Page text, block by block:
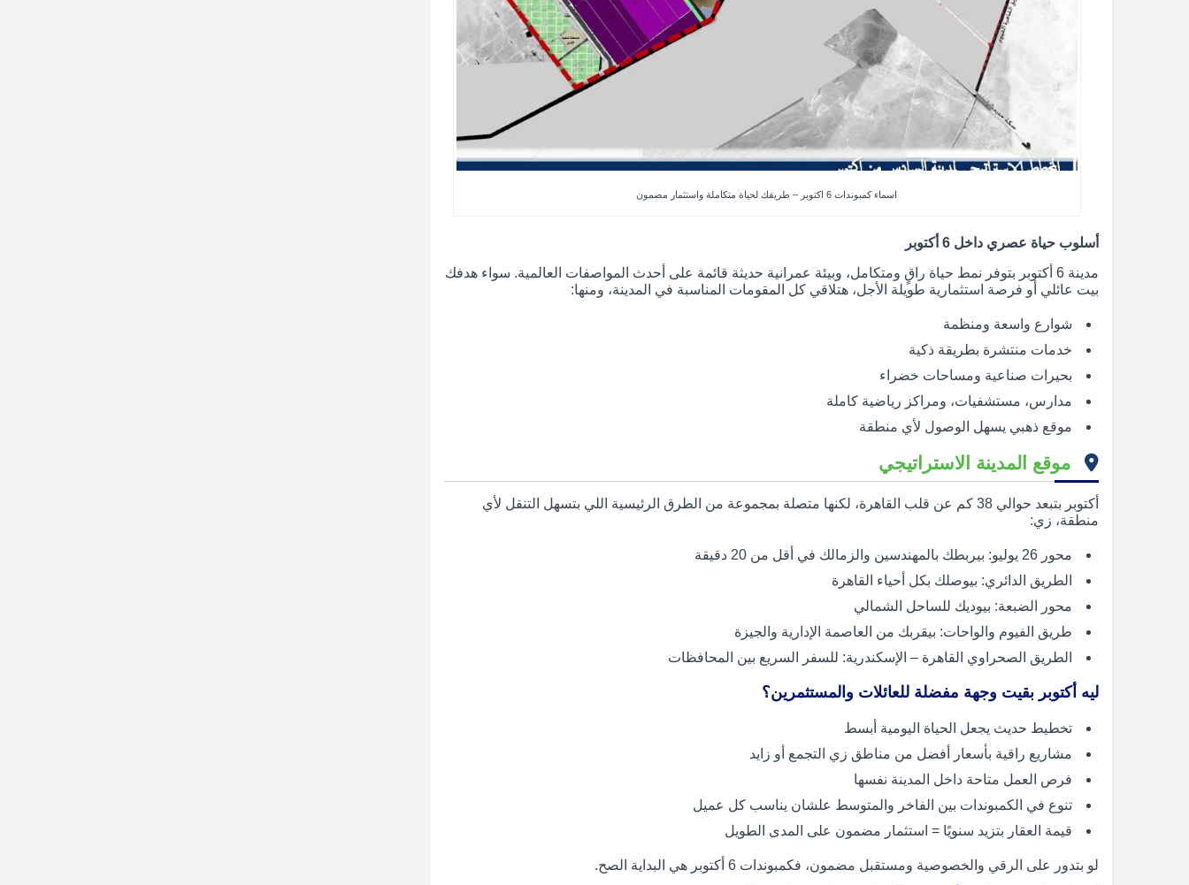
اسماء كمبوندات 6 اكتوبر – طريقك لحياة متكاملة واستثمار مضمون
أسلوب حياة عصري داخل 6 أكتوبر
مدينة 6 أكتوبر بتوفر نمط حياة راقٍ ومتكامل، وبيئة عمرانية حديثة قائمة على أحدث المواصفات العالمية. سواء هدفك
بيت عائلي أو فرصة استثمارية طويلة الأجل، هتلاقي كل المقومات المناسبة في المدينة، ومنها:
شوارع واسعة ومنظمة
خدمات منتشرة بطريقة ذكية
بحيرات صناعية ومساحات خضراء
مدارس، مستشفيات، ومراكز رياضية كاملة
موقع ذهبي يسهل الوصول لأي منطقة
موقع المدينة الاستراتيجي
أكتوبر بتبعد حوالي 38 كم عن قلب القاهرة، لكنها متصلة بمجموعة من الطرق الرئيسية اللي بتسهل التنقل لأي
منطقة، زي:
محور 26 يوليو: بيربطك بالمهندسين والزمالك في أقل من 20 دقيقة
الطريق الدائري: بيوصلك بكل أحياء القاهرة
محور الضبعة: بيوديك للساحل الشمالي
طريق الفيوم والواحات: بيقربك من العاصمة الإدارية والجيزة
الطريق الصحراوي القاهرة – الإسكندرية: للسفر السريع بين المحافظات
ليه أكتوبر بقيت وجهة مفضلة للعائلات والمستثمرين؟
تخطيط حديث يجعل الحياة اليومية أبسط
مشاريع راقية بأسعار أفضل من مناطق زي التجمع أو زايد
فرص العمل متاحة داخل المدينة نفسها
تنوع في الكمبوندات بين الفاخر والمتوسط علشان يناسب كل عميل
قيمة العقار بتزيد سنويًا = استثمار مضمون على المدى الطويل
لو بتدور على الرقي والخصوصية ومستقبل مضمون، فكمبوندات 6 أكتوبر هي البداية الصح.